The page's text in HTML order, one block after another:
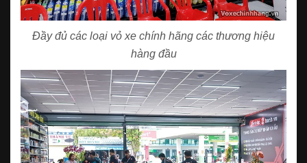
Đầy đủ các loại vỏ xe chính hãng các thương hiệu
hàng đầu